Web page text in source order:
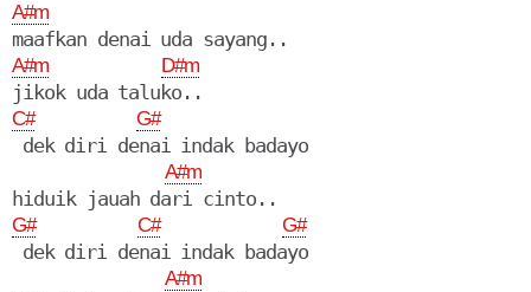
A#m
A#m D#m
C# G#
dek diri denai indak badayo
A#m
G# C# G#
dek diri denai indak badayo
A#m